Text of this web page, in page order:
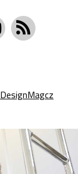
DesignMagcz